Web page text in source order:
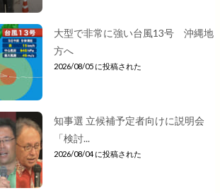
大型で非常に強い台風13号 沖縄地
方へ
2026/08/05 に投稿された
知事選 立候補予定者向けに説明会
「検討...
2026/08/04 に投稿された